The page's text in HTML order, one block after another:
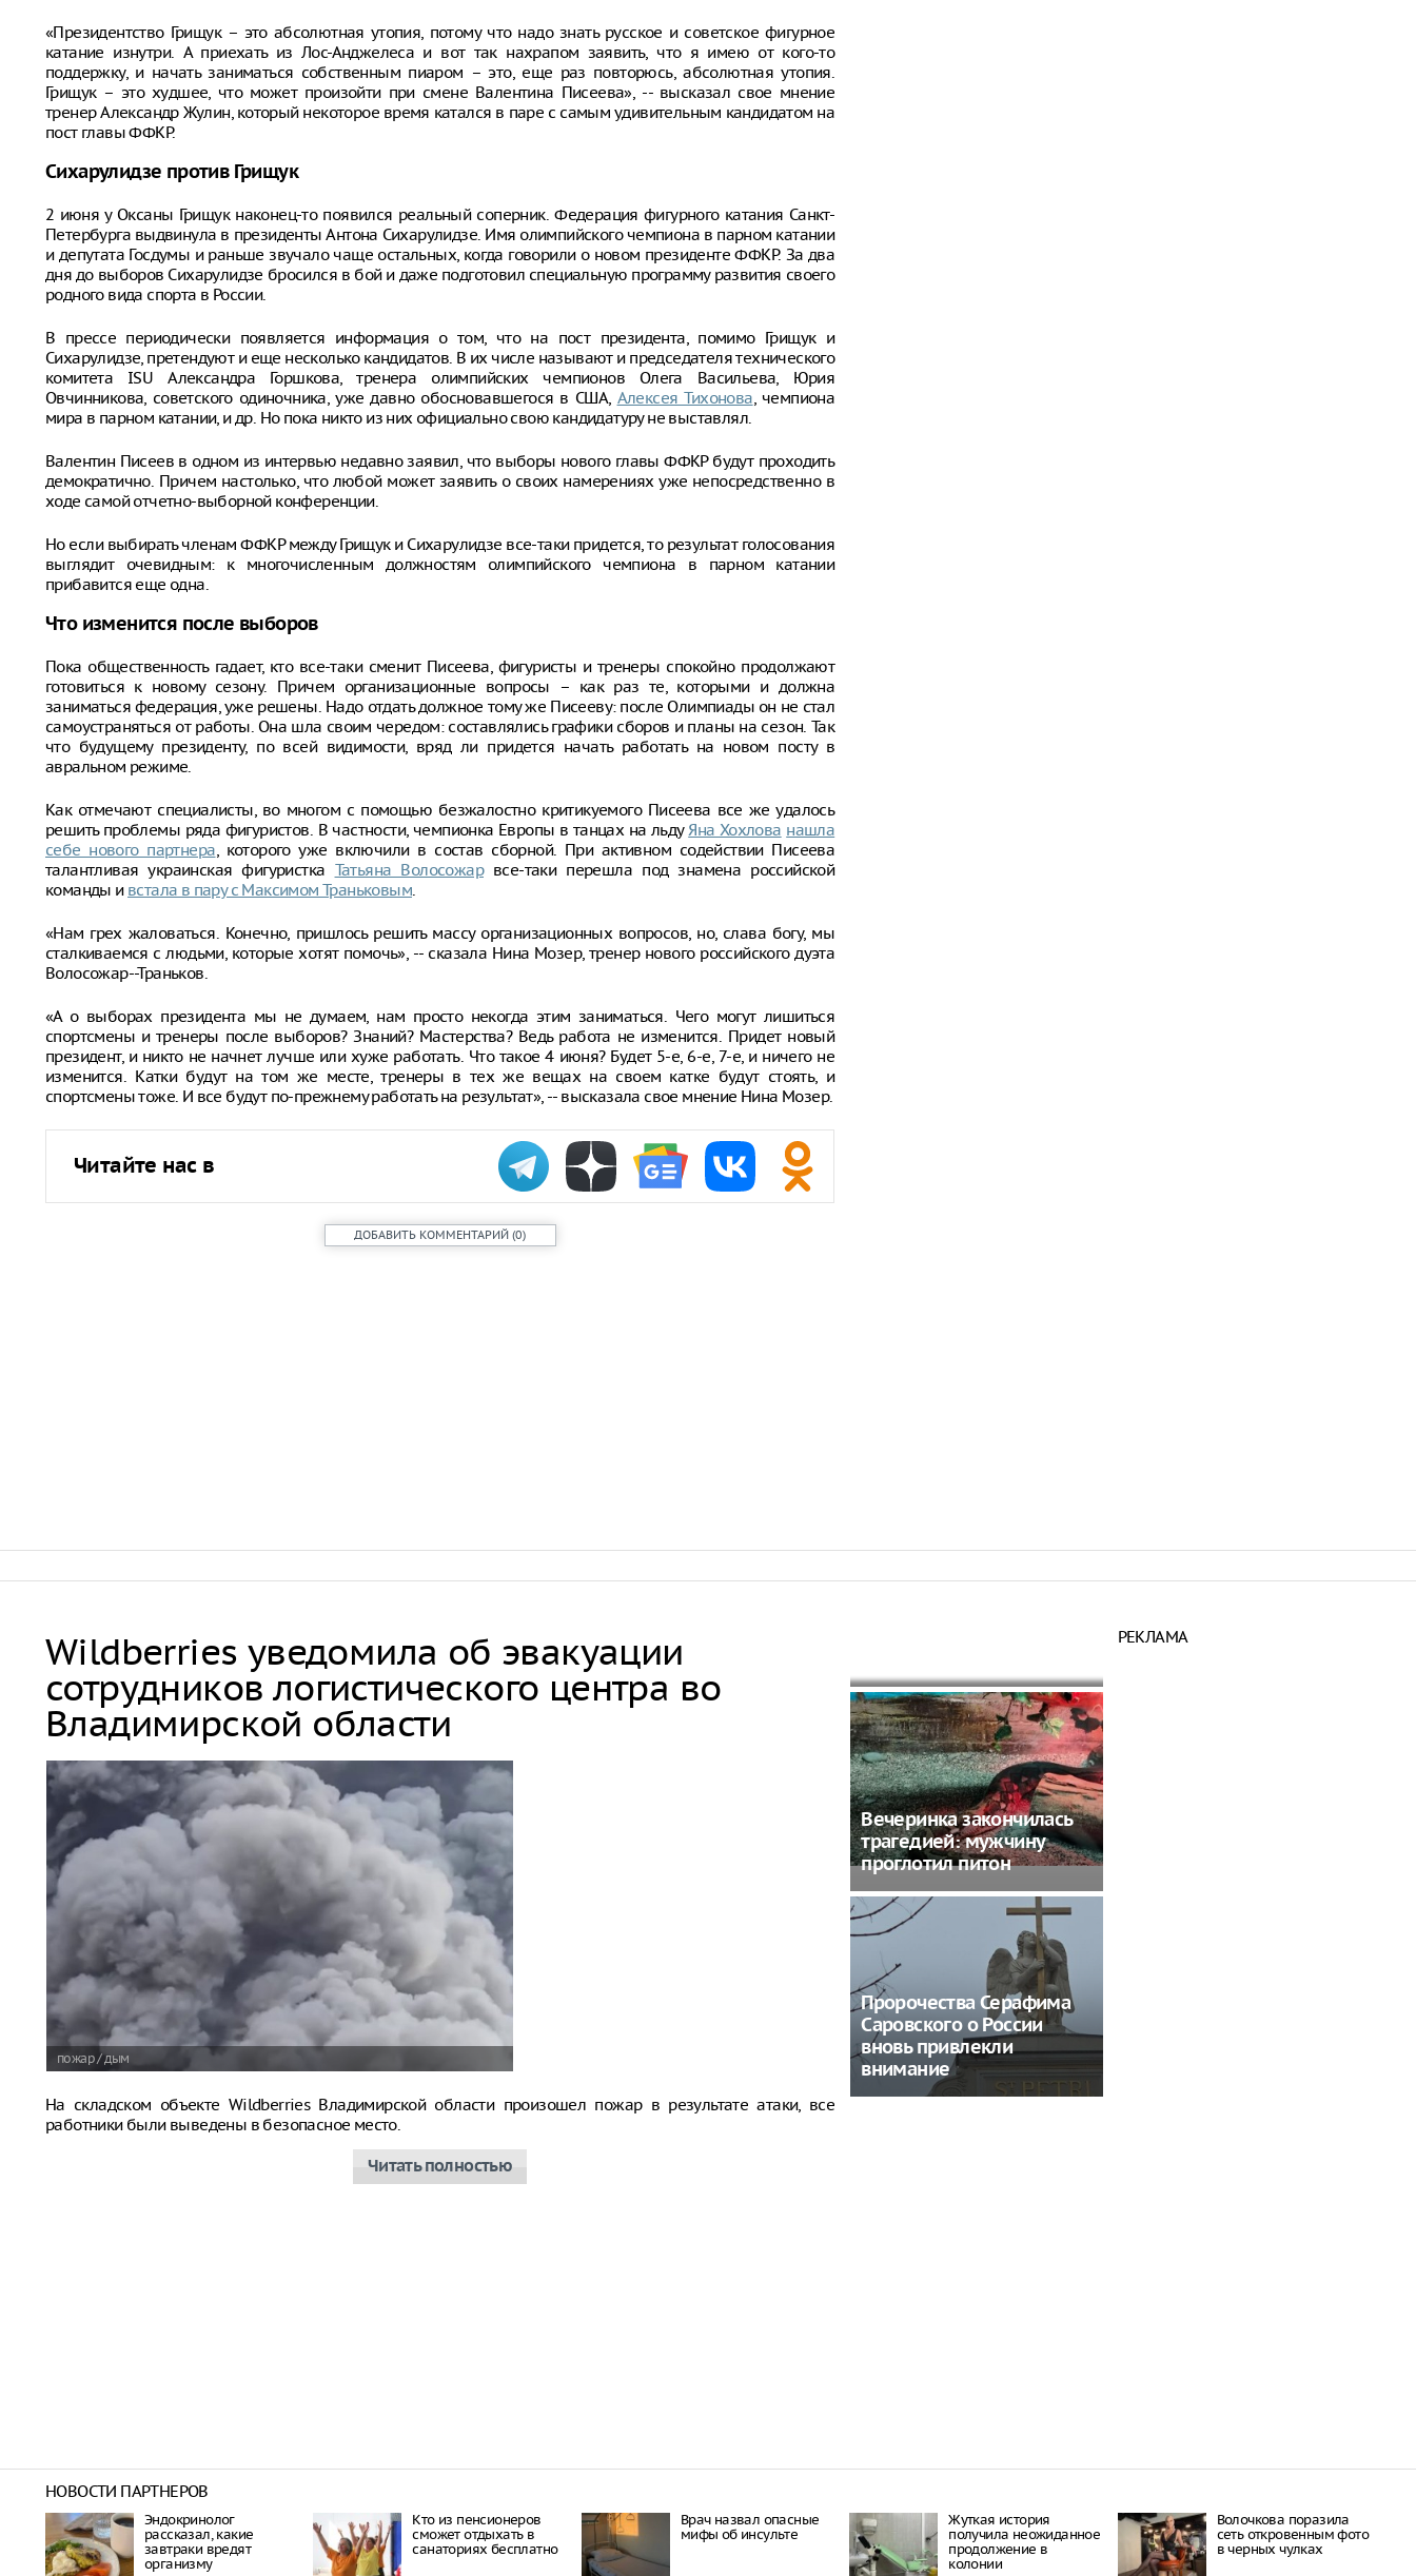
«Президентство Грищук – это абсолютная утопия, потому что надо знать русское и советское фигурное
катание изнутри. А приехать из Лос-Анджелеса и вот так нахрапом заявить, что я имею от кого-то
поддержку, и начать заниматься собственным пиаром – это, еще раз повторюсь, абсолютная утопия.
Грищук – это худшее, что может произойти при смене Валентина Писеева», -- высказал свое мнение
тренер Александр Жулин, который некоторое время катался в паре с самым удивительным кандидатом на
пост главы ФФКР.
Сихарулидзе против Грищук
2 июня у Оксаны Грищук наконец-то появился реальный соперник. Федерация фигурного катания Санкт-
Петербурга выдвинула в президенты Антона Сихарулидзе. Имя олимпийского чемпиона в парном катании
и депутата Госдумы и раньше звучало чаще остальных, когда говорили о новом президенте ФФКР. За два
дня до выборов Сихарулидзе бросился в бой и даже подготовил специальную программу развития своего
родного вида спорта в России.
В прессе периодически появляется информация о том, что на пост президента, помимо Грищук и
Сихарулидзе, претендуют и еще несколько кандидатов. В их числе называют и председателя технического
комитета ISU Александра Горшкова, тренера олимпийских чемпионов Олега Васильева, Юрия
Овчинникова, советского одиночника, уже давно обосновавшегося в США, Алексея Тихонова, чемпиона
мира в парном катании, и др. Но пока никто из них официально свою кандидатуру не выставлял.
Валентин Писеев в одном из интервью недавно заявил, что выборы нового главы ФФКР будут проходить
демократично. Причем настолько, что любой может заявить о своих намерениях уже непосредственно в
ходе самой отчетно-выборной конференции.
Но если выбирать членам ФФКР между Грищук и Сихарулидзе все-таки придется, то результат голосования
выглядит очевидным: к многочисленным должностям олимпийского чемпиона в парном катании
прибавится еще одна.
Что изменится после выборов
Пока общественность гадает, кто все-таки сменит Писеева, фигуристы и тренеры спокойно продолжают
готовиться к новому сезону. Причем организационные вопросы – как раз те, которыми и должна
заниматься федерация, уже решены. Надо отдать должное тому же Писееву: после Олимпиады он не стал
самоустраняться от работы. Она шла своим чередом: составлялись графики сборов и планы на сезон. Так
что будущему президенту, по всей видимости, вряд ли придется начать работать на новом посту в
авральном режиме.
Как отмечают специалисты, во многом с помощью безжалостно критикуемого Писеева все же удалось
решить проблемы ряда фигуристов. В частности, чемпионка Европы в танцах на льдуЯна Хохлова нашла
себе нового партнера, которого уже включили в состав сборной. При активном содействии Писеева
талантливая украинская фигуристка Татьяна Волосожарвсе-таки перешла под знамена российской
команды и встала в пару с Максимом Траньковым.
«Нам грех жаловаться. Конечно, пришлось решить массу организационных вопросов, но, слава богу, мы
сталкиваемся с людьми, которые хотят помочь», -- сказала Нина Мозер, тренер нового российского дуэта
Волосожар--Траньков.
«А о выборах президента мы не думаем, нам просто некогда этим заниматься. Чего могут лишиться
спортсмены и тренеры после выборов? Знаний? Мастерства? Ведь работа не изменится. Придет новый
президент, и никто не начнет лучше или хуже работать. Что такое 4 июня? Будет 5-е, 6-е, 7-е, и ничего не
изменится. Катки будут на том же месте, тренеры в тех же вещах на своем катке будут стоять, и
спортсмены тоже. И все будут по-прежнему работать на результат», -- высказала свое мнение Нина Мозер.
Читайте нас в
ДОБАВИТЬ КОММЕНТАРИЙ (0)
Wildberries уведомила об эвакуации
сотрудников логистического центра во
Владимирской области
пожар / дым
На складском объекте Wildberries Владимирской области произошел пожар в результате атаки, все
работники были выведены в безопасное место.
Читать полностью
Вечеринка закончилась
трагедией: мужчину
проглотил питон
Пророчества Серафима
Саровского о России
вновь привлекли
внимание
РЕКЛАМА
НОВОСТИ ПАРТНЕРОВ
Эндокринолог
рассказал, какие
завтраки вредят
организму
Кто из пенсионеров
сможет отдыхать в
санаториях бесплатно
Врач назвал опасные
мифы об инсульте
Жуткая история
получила неожиданное
продолжение в
колонии
Волочкова поразила
сеть откровенным фото
в черных чулках